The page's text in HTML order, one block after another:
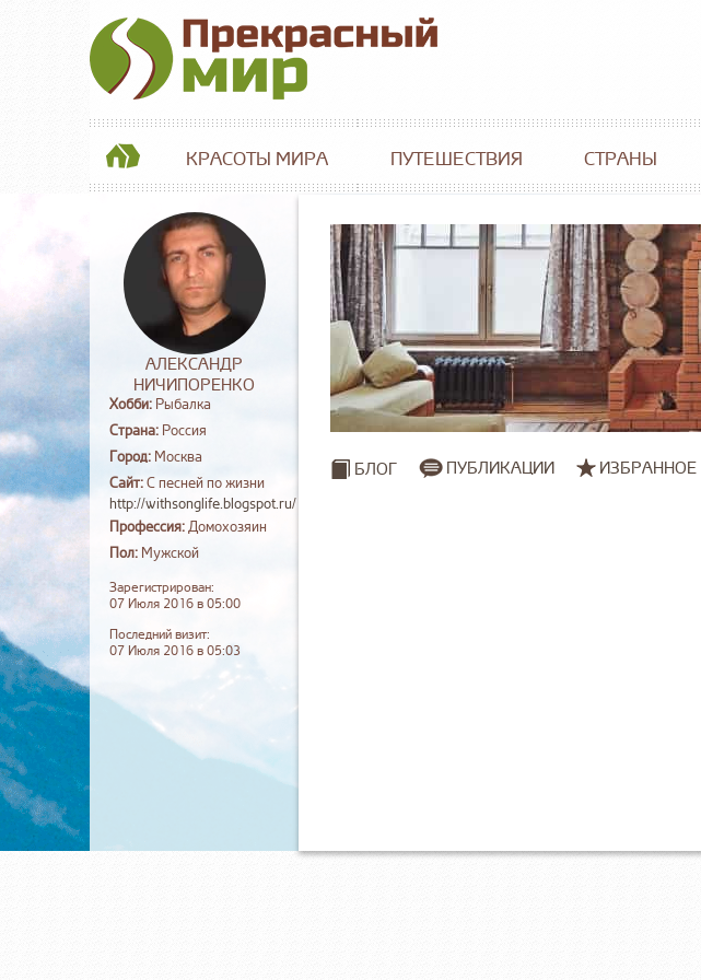
КРАСОТЫ МИРА ПУТЕШЕСТВИЯ СТРАНЫ
АЛЕКСАНДР
НИЧИПОРЕНКО
Хобби: Рыбалка
Страна: Россия
Город: Москва
Сайт:С песней по жизни
http://withsonglife.blogspot.ru/
Профессия:Домохозяин
Пол: Мужской
Зарегистрирован:
07 Июля 2016 в 05:00
Последний визит:
07 Июля 2016 в 05:03
БЛОГ ПУБЛИКАЦИИ ИЗБРАННОЕ